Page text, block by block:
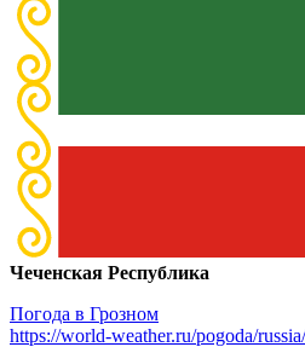
Чеченская Республика
Погода в Грозном
https://world-weather.ru/pogoda/